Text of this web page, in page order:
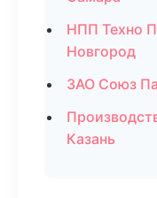
НПП Техно
Новгород
ЗАО Союз
Казань